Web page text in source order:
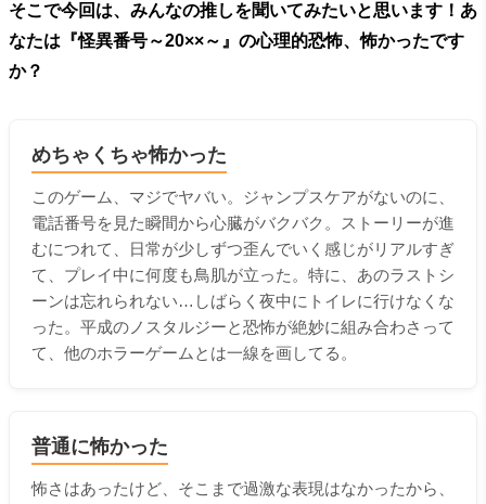
そこで今回は、みんなの推しを聞いてみたいと思います！あ
なたは『怪異番号～20××～』の心理的恐怖、怖かったです
か？
めちゃくちゃ怖かった
このゲーム、マジでヤバい。ジャンプスケアがないのに、
電話番号を見た瞬間から心臓がバクバク。ストーリーが進
むにつれて、日常が少しずつ歪んでいく感じがリアルすぎ
て、プレイ中に何度も鳥肌が立った。特に、あのラストシ
ーンは忘れられない…しばらく夜中にトイレに行けなくな
った。平成のノスタルジーと恐怖が絶妙に組み合わさって
て、他のホラーゲームとは一線を画してる。
普通に怖かった
怖さはあったけど、そこまで過激な表現はなかったから、